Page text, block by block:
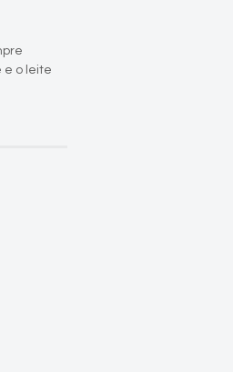
e o leite